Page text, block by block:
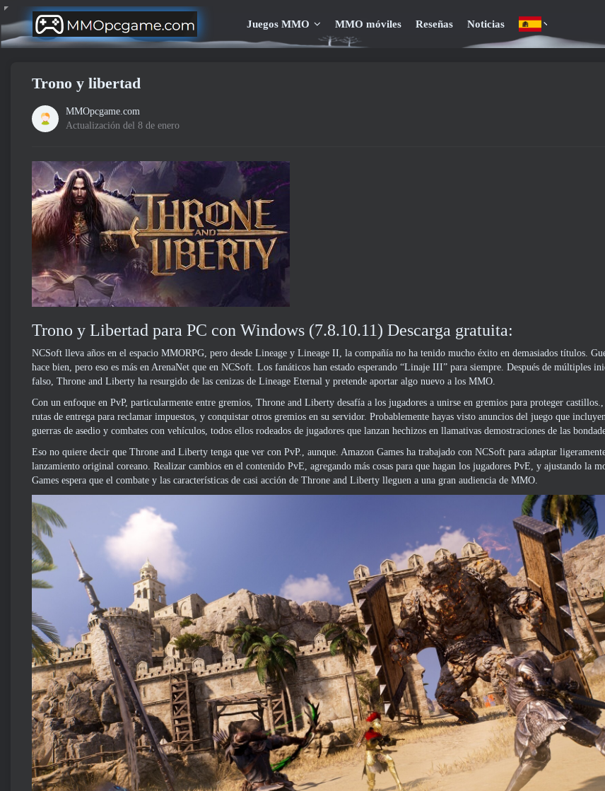
Juegos MMO MMO móviles Reseñas Noticias
Trono y libertad
MMOpcgame.com
Actualización del 8 de enero
Trono y Libertad para PC con Windows (7.8.10.11) Descarga gratuita:
NCSoft lleva años en el espacio MMORPG, pero desde Lineage y Lineage II, la compañía no ha tenido mucho éxito en demasiados títulos.
hace bien, pero eso es más en ArenaNet que en NCSoft. Los fanáticos han estado esperando “Linaje III” para siempre. Después de múltiples
falso, Throne and Liberty ha resurgido de las cenizas de Lineage Eternal y pretende aportar algo nuevo a los MMO.
Con un enfoque en PvP, particularmente entre gremios, Throne and Liberty desafía a los jugadores a unirse en gremios para proteger castillos.,
rutas de entrega para reclamar impuestos, y conquistar otros gremios en su servidor. Probablemente hayas visto anuncios del juego que
guerras de asedio y combates con vehículos, todos ellos rodeados de jugadores que lanzan hechizos en llamativas demostraciones de las
Eso no quiere decir que Throne and Liberty tenga que ver con PvP., aunque. Amazon Games ha trabajado con NCSoft para adaptar
lanzamiento original coreano. Realizar cambios en el contenido PvE, agregando más cosas para que hagan los jugadores PvE, y ajustando la
Games espera que el combate y las características de casi acción de Throne and Liberty lleguen a una gran audiencia de MMO.